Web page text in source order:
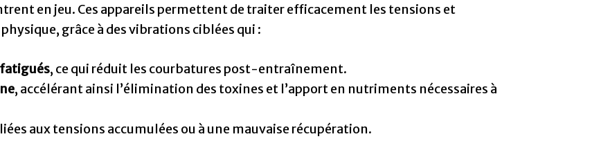
en jeu. Ces appareils permettent de traiter efficacement les tensions et
grâce à des vibrations ciblées qui :
, ce qui réduit les courbatures post-entraînement.
, accélérant ainsi l’élimination des toxines et l’apport en nutriments nécessaires à
aux tensions accumulées ou à une mauvaise récupération.